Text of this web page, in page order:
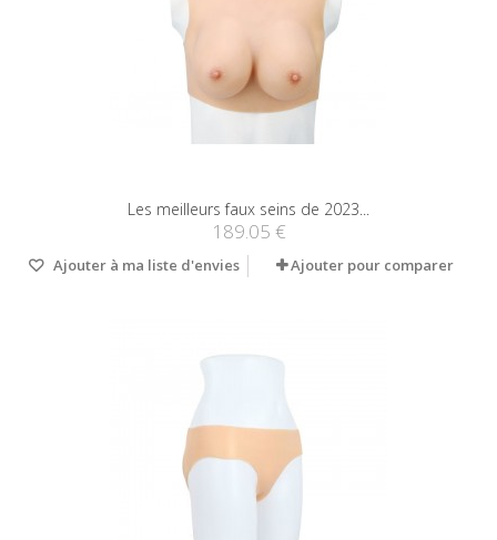
Les meilleurs faux seins de 2023...
189.05 €
Ajouter à ma liste d'envies Ajouter pour comparer